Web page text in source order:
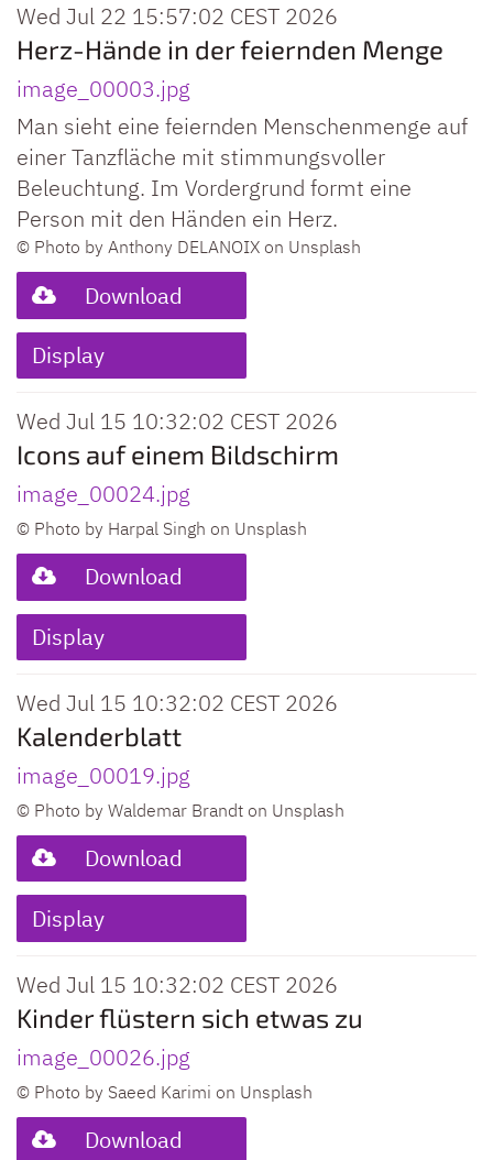
Wed Jul 22 15:57:02 CEST 2026
Herz-Hände in der feiernden Menge
image_00003.jpg
Man sieht eine feiernden Menschenmenge auf
einer Tanzfläche mit stimmungsvoller
Beleuchtung. Im Vordergrund formt eine
Person mit den Händen ein Herz.
© Photo by Anthony DELANOIX on Unsplash
Download
Display
Wed Jul 15 10:32:02 CEST 2026
Icons auf einem Bildschirm
image_00024.jpg
© Photo by Harpal Singh on Unsplash
Download
Display
Wed Jul 15 10:32:02 CEST 2026
Kalenderblatt
image_00019.jpg
© Photo by Waldemar Brandt on Unsplash
Download
Display
Wed Jul 15 10:32:02 CEST 2026
Kinder flüstern sich etwas zu
image_00026.jpg
© Photo by Saeed Karimi on Unsplash
Download